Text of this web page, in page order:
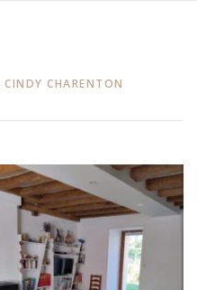
CINDY CHARENTON